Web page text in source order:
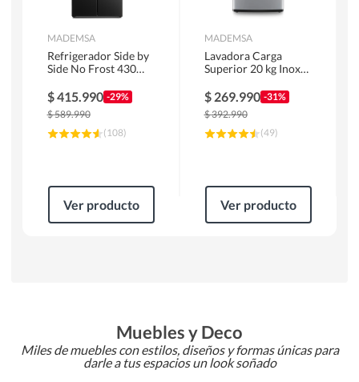
MADEMSA
Refrigerador Side by
Side No Frost 430
MAS430B
$415.990 -29%
$589.990
(108)
Ver producto
MADEMSA
Lavadora Carga
Superior 20 kg Inox
$ 269.990 -31%
$392.990
(49)
Ver producto
Muebles y Deco
Miles de muebles con estilos, diseños y formas únicas para
darle a tus espacios un look soñado